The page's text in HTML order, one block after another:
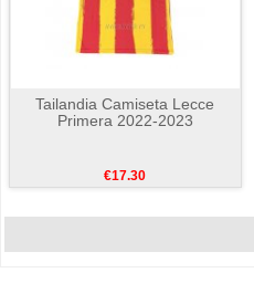
Tailandia Camiseta Lecce
Primera 2022-2023
€17.30